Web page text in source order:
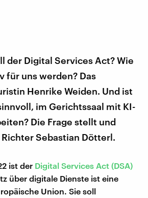
der Digital Services Act? Wie
für uns werden? Das
Henrike Weiden. Und ist
im Gerichtssaal mit KI-
Die Frage stellt und
Sebastian Dötterl.
ist der Digital Services Act (DSA)
über digitale Dienste ist eine
Union. Sie soll